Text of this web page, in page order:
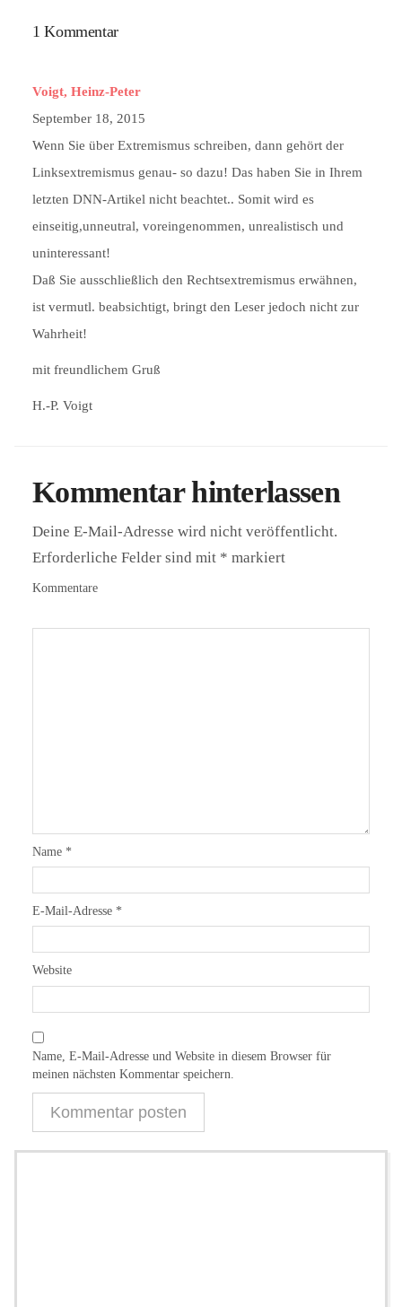
1 Kommentar
Voigt, Heinz-Peter
September 18, 2015
Wenn Sie über Extremismus schreiben, dann gehört der
Linksextremismus genau- so dazu! Das haben Sie in Ihrem
letzten DNN-Artikel nicht beachtet.. Somit wird es
einseitig,unneutral, voreingenommen, unrealistisch und
uninteressant!
Daß Sie ausschließlich den Rechtsextremismus erwähnen,
ist vermutl. beabsichtigt, bringt den Leser jedoch nicht zur
Wahrheit!
mit freundlichem Gruß
H.-P. Voigt
Kommentar hinterlassen
Deine E-Mail-Adresse wird nicht veröffentlicht.
Erforderliche Felder sind mit * markiert
Kommentare
Name *
E-Mail-Adresse *
Website
Name, E-Mail-Adresse und Website in diesem Browser für
meinen nächsten Kommentar speichern.